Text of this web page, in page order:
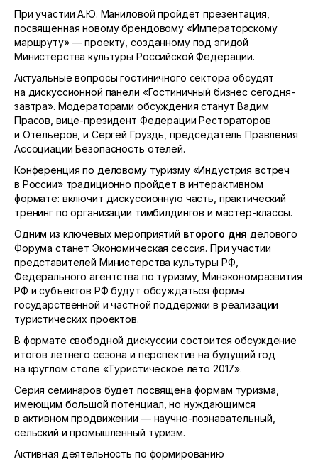
При участии А.Ю. Маниловой пройдет презентация,
посвященная новому брендовому «Императорскому
маршруту» — проекту, созданному под эгидой
Министерства культуры Российской Федерации.
Актуальные вопросы гостиничного сектора обсудят
на дискуссионной панели «Гостиничный бизнес сегодня-
завтра». Модераторами обсуждения станут Вадим
Прасов, вице-президент Федерации Рестораторов
и Отельеров, и Сергей Груздь, председатель Правления
Ассоциации Безопасность отелей.
Конференция по деловому туризму «Индустрия встреч
в России» традиционно пройдет в интерактивном
формате: включит дискуссионную часть, практический
тренинг по организации тимбилдингов и мастер-классы.
Одним из ключевых мероприятий второго дня делового
Форума станет Экономическая сессия. При участии
представителей Министерства культуры РФ,
Федерального агентства по туризму, Минэкономразвития
РФ и субъектов РФ будут обсуждаться формы
государственной и частной поддержки в реализации
туристических проектов.
В формате свободной дискуссии состоится обсуждение
итогов летнего сезона и перспектив на будущий год
на круглом столе «Туристическое лето 2017».
Серия семинаров будет посвящена формам туризма,
имеющим большой потенциал, но нуждающимся
в активном продвижении — научно-познавательный,
сельский и промышленный туризм.
Активная деятельность по формированию